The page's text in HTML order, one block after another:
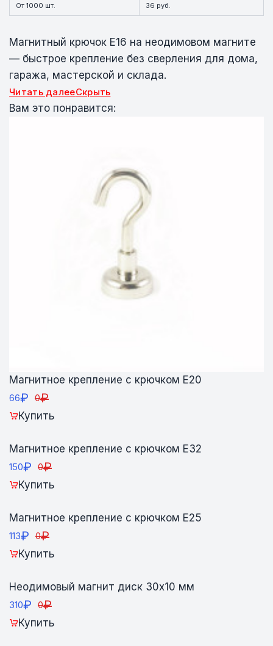
От 1000 шт. 36 руб.
Магнитный крючок E16 на неодимовом магните
— быстрое крепление без сверления для дома,
гаража, мастерской и склада.
Читать далееСкрыть
Вам это понравится:
Магнитное крепление с крючком E20
66₽ 0₽
Купить
Магнитное крепление с крючком E32
150₽ 0₽
Купить
Магнитное крепление с крючком E25
113₽ 0₽
Купить
Неодимовый магнит диск 30х10 мм
310₽ 0₽
Купить